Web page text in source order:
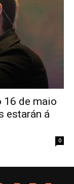
16 de maio
estarán á
0